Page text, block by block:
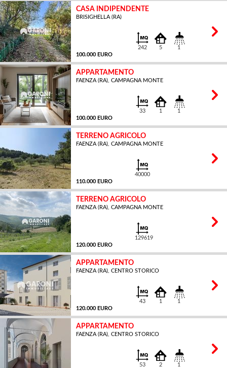
CASA INDIPENDENTE
BRISIGHELLA (RA)
100.000 EURO
242 5 1
APPARTAMENTO
FAENZA (RA), CAMPAGNA MONTE
100.000 EURO
33 1 1
TERRENO AGRICOLO
FAENZA (RA), CAMPAGNA MONTE
110.000 EURO
40000
TERRENO AGRICOLO
FAENZA (RA), CAMPAGNA MONTE
120.000 EURO
129619
APPARTAMENTO
FAENZA (RA), CENTRO STORICO
120.000 EURO
43 1 1
APPARTAMENTO
FAENZA (RA), CENTRO STORICO
53 2 1